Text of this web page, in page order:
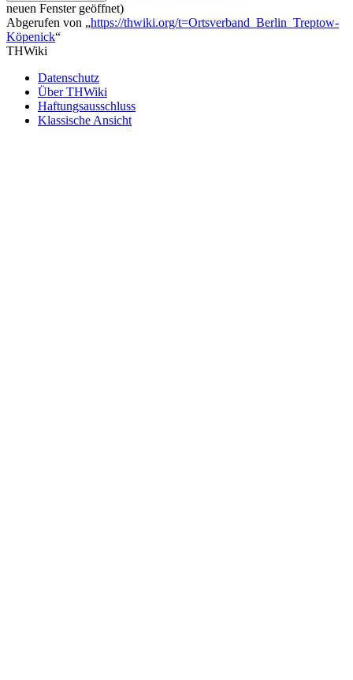
neuen Fenster geöffnet)
Abgerufen von „https://thwiki.org/t=Ortsverband_Berlin_Treptow-
Köpenick“
THWiki
Datenschutz
Über THWiki
Haftungsausschluss
Klassische Ansicht